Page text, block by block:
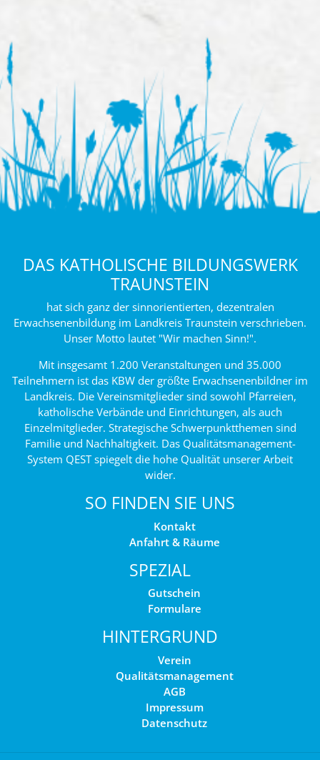
DAS KATHOLISCHE BILDUNGSWERK
TRAUNSTEIN
hat sich ganz der sinnorientierten, dezentralen
Erwachsenenbildung im Landkreis Traunstein verschrieben.
Unser Motto lautet "Wir machen Sinn!".
Mit insgesamt 1.200 Veranstaltungen und 35.000
Teilnehmern ist das KBW der größte Erwachsenenbildner im
Landkreis. Die Vereinsmitglieder sind sowohl Pfarreien,
katholische Verbände und Einrichtungen, als auch
Einzelmitglieder. Strategische Schwerpunktthemen sind
Familie und Nachhaltigkeit. Das Qualitätsmanagement-
System QEST spiegelt die hohe Qualität unserer Arbeit
wider.
SO FINDEN SIE UNS
Kontakt
Anfahrt & Räume
SPEZIAL
Gutschein
Formulare
HINTERGRUND
Verein
Qualitätsmanagement
AGB
Impressum
Datenschutz